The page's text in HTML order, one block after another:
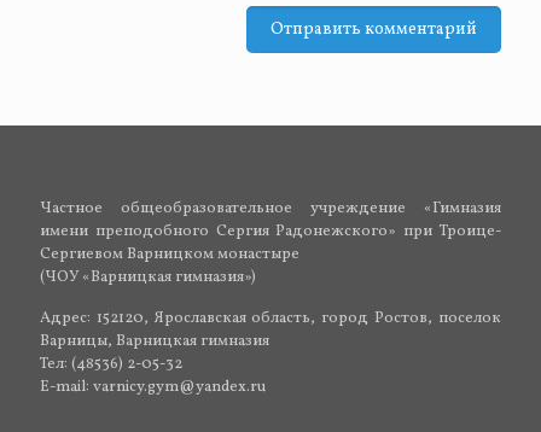
Частное общеобразовательное учреждение «Гимназия
имени преподобного Сергия Радонежского» при Троице-
Сергиевом Варницком монастыре
(ЧОУ «Варницкая гимназия»)
Адрес: 152120, Ярославская область, город Ростов, поселок
Варницы, Варницкая гимназия
Тел: (48536) 2-05-32
E-mail: varnicy.gym@yandex.ru